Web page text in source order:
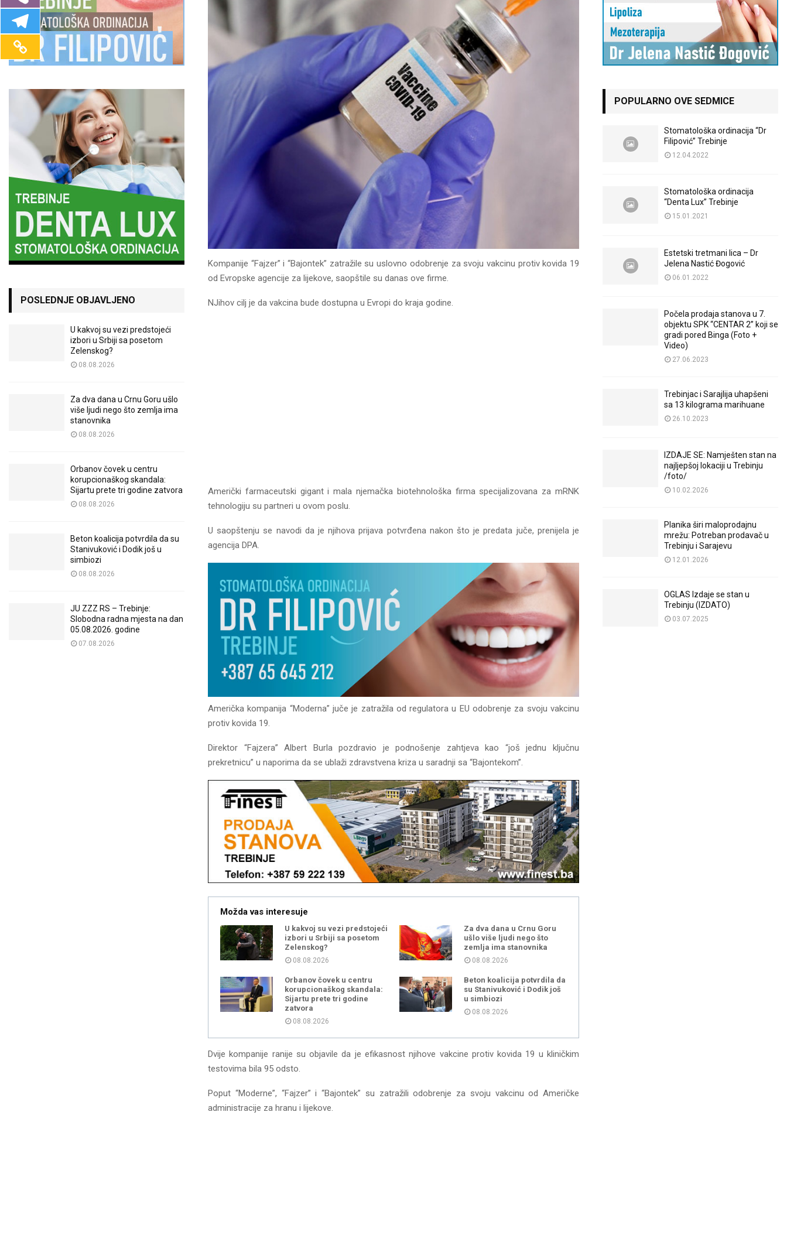
Kompanije “Fajzer” i “Bajontek” zatražile su uslovno odobrenje za svoju vakcinu protiv kovida 19
od Evropske agencije za lijekove, saopštile su danas ove firme.
NJihov cilj je da vakcina bude dostupna u Evropi do kraja godine.
Američki farmaceutski gigant i mala njemačka biotehnološka firma specijalizovana za mRNK
tehnologiju su partneri u ovom poslu.
U saopštenju se navodi da je njihova prijava potvrđena nakon što je predata juče, prenijela je
agencija DPA.
Američka kompanija “Moderna” juče je zatražila od regulatora u EU odobrenje za svoju vakcinu
protiv kovida 19.
Direktor “Fajzera” Albert Burla pozdravio je podnošenje zahtjeva kao “još jednu ključnu
prekretnicu” u naporima da se ublaži zdravstvena kriza u saradnji sa “Bajontekom”.
Možda vas interesuje
U kakvoj su vezi predstojeći
izbori u Srbiji sa posetom
Zelenskog?
08.08.2026
Za dva dana u Crnu Goru
ušlo više ljudi nego što
zemlja ima stanovnika
08.08.2026
Orbanov čovek u centru
korupcionaškog skandala:
Sijartu prete tri godine
zatvora
08.08.2026
Beton koalicija potvrdila da
su Stanivuković i Dodik još
u simbiozi
08.08.2026
Dvije kompanije ranije su objavile da je efikasnost njihove vakcine protiv kovida 19 u kliničkim
testovima bila 95 odsto.
Poput “Moderne”, “Fajzer” i “Bajontek” su zatražili odobrenje za svoju vakcinu od Američke
administracije za hranu i lijekove.
POSLEDNJE OBJAVLJENO
U kakvoj su vezi predstojeći
izbori u Srbiji sa posetom
Zelenskog?
08.08.2026
Za dva dana u Crnu Goru ušlo
više ljudi nego što zemlja ima
stanovnika
08.08.2026
Orbanov čovek u centru
korupcionaškog skandala:
Sijartu prete tri godine zatvora
08.08.2026
Beton koalicija potvrdila da su
Stanivuković i Dodik još u
simbiozi
08.08.2026
JU ZZZ RS – Trebinje:
Slobodna radna mjesta na dan
05.08.2026. godine
07.08.2026
POPULARNO OVE SEDMICE
Stomatološka ordinacija “Dr
Filipović” Trebinje
12.04.2022
Stomatološka ordinacija
“Denta Lux” Trebinje
15.01.2021
Estetski tretmani lica – Dr
Jelena Nastić Đogović
06.01.2022
Počela prodaja stanova u 7.
objektu SPK “CENTAR 2” koji se
gradi pored Binga (Foto +
Video)
27.06.2023
Trebinjac i Sarajlija uhapšeni
sa 13 kilograma marihuane
26.10.2023
IZDAJE SE: Namješten stan na
najljepšoj lokaciji u Trebinju
/foto/
10.02.2026
Planika širi maloprodajnu
mrežu: Potreban prodavač u
Trebinju i Sarajevu
12.01.2026
OGLAS Izdaje se stan u
Trebinju (IZDATO)
03.07.2025